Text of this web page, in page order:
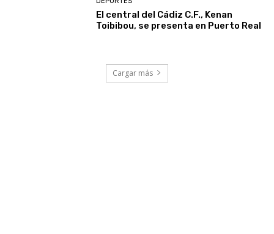
El central del Cádiz C.F., Kenan
Toibibou, se presenta en Puerto Real
Cargar más